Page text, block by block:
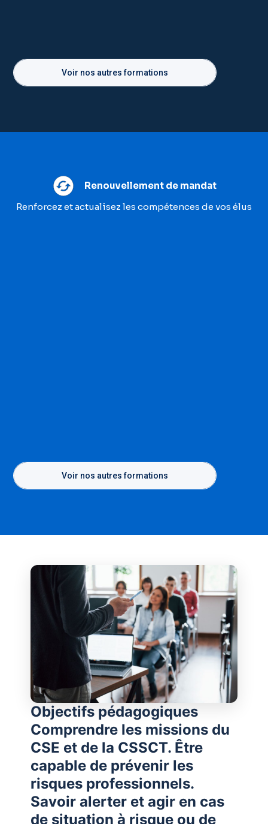
Voir nos autres formations
Renouvellement de mandat
Renforcez et actualisez les compétences de vos élus
Voir nos autres formations
Objectifs pédagogiques
Comprendre les missions du
CSE et de la CSSCT. Être
capable de prévenir les
risques professionnels.
Savoir alerter et agir en cas
de situation à risque ou de